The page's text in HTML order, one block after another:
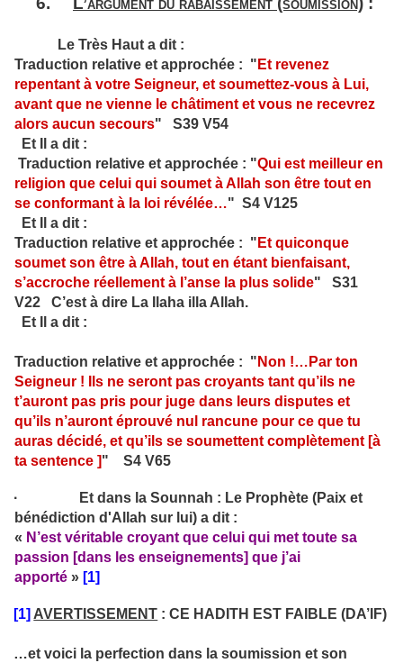
Le Très Haut a dit :
Traduction relative et approchée : " Et revenez
repentant à votre Seigneur, et soumettez-vous à Lui,
avant que ne vienne le châtiment et vous ne recevrez
alors aucun secours" S39 V54
Et Il a dit :
Traduction relative et approchée : "Qui est meilleur en
religion que celui qui soumet à Allah son être tout en
se conformant à la loi révélée…" S4 V125
Et Il a dit :
Traduction relative et approchée : " Et quiconque
soumet son être à Allah, tout en étant bienfaisant,
s’accroche réellement à l’anse la plus solide" S31
V22 C’est à dire La Ilaha illa Allah.
Et Il a dit :
Traduction relative et approchée : " Non !…Par ton
Seigneur ! Ils ne seront pas croyants tant qu’ils ne
t’auront pas pris pour juge dans leurs disputes et
qu’ils n’auront éprouvé nul rancune pour ce que tu
auras décidé, et qu’ils se soumettent complètement [à
ta sentence ]" S4 V65
· Et dans la Sounnah : Le Prophète (Paix et
bénédiction d'Allah sur lui) a dit :
« N’est véritable croyant que celui qui met toute sa
passion [dans les enseignements] que j’ai
apporté » [1]
[1] AVERTISSEMENT : CE HADITH EST FAIBLE (DA’IF)
…et voici la perfection dans la soumission et son